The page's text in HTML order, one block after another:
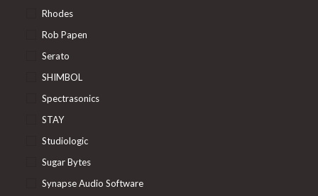
Rhodes
Rob Papen
Serato
SHIMBOL
Spectrasonics
STAY
Studiologic
Sugar Bytes
Synapse Audio Software